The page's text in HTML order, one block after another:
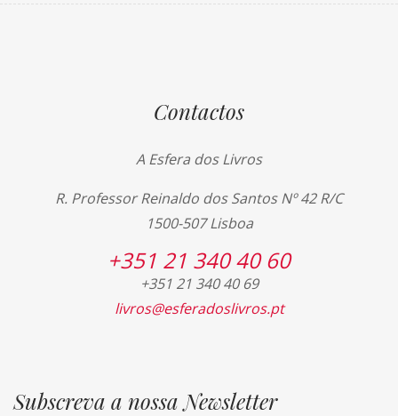
Contactos
A Esfera dos Livros
R. Professor Reinaldo dos Santos Nº 42 R/C
1500-507 Lisboa
+351 21 340 40 60
+351 21 340 40 69
livros@esferadoslivros.pt
Subscreva a nossa Newsletter